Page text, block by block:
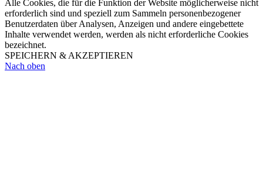
Alle Cookies, die für die Funktion der Website möglicherweise nicht
erforderlich sind und speziell zum Sammeln personenbezogener
Benutzerdaten über Analysen, Anzeigen und andere eingebettete
Inhalte verwendet werden, werden als nicht erforderliche Cookies
bezeichnet.
SPEICHERN & AKZEPTIEREN
Nach oben